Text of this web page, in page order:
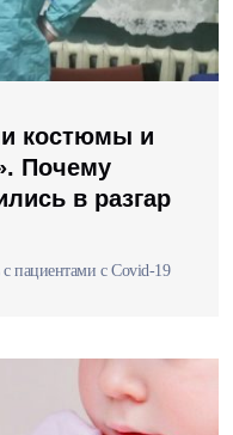
костюмы и
Почему
в разгар
с пациентами с Covid-19